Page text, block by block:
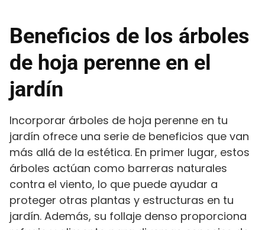
Beneficios de los árboles
de hoja perenne en el
jardín
Incorporar árboles de hoja perenne en tu
jardín ofrece una serie de beneficios que van
más allá de la estética. En primer lugar, estos
árboles actúan como barreras naturales
contra el viento, lo que puede ayudar a
proteger otras plantas y estructuras en tu
jardín. Además, su follaje denso proporciona